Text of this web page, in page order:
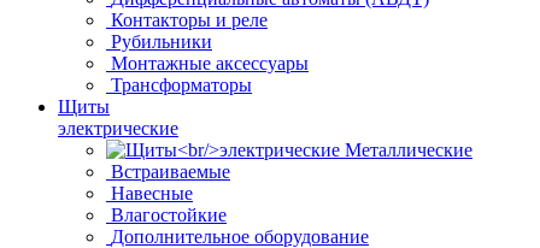
Контакторы и реле
Рубильники
Монтажные аксессуары
Трансформаторы
Щиты
электрические
Металлические
Встраиваемые
Навесные
Влагостойкие
Дополнительное оборудование